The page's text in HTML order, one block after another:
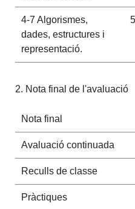
4-7 Algorismes,
dades, estructures i
representació.
2. Nota final de l'avaluació
Nota final
Avaluació continuada
Reculls de classe
Pràctiques